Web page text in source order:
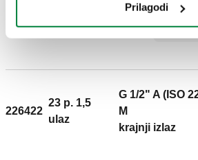
Prilagodi
Termostatski radijatorski ventil za
elektrotermičke glave. Verzija za lijevu
izlaz. Maksimalni radni tlak: 10 bar.
temperature medija: 5–100 °C. Završni
Kvs: 1,35 m³/h. Materijal: mesing.
SCIP code
226422
23 p. 1,5
ulaz
G 1/2" A (ISO
M
krajnji izlaz